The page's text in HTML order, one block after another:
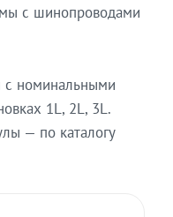
с шинопроводами
с номинальными
1L, 2L, 3L.
— по каталогу